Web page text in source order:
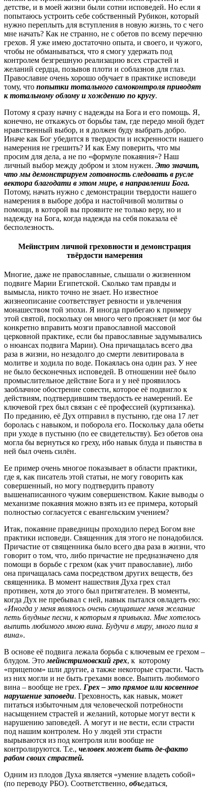
детстве, и в моей жизни были сотни исповедей. Но если я
попытаюсь устроить себе собственный Рубикон, который
нужно переплыть для вступления в новую жизнь, то с чего
мне начать? Как не странно, не с обетов по всему перечню
грехов. Я уже имею достаточно опыта, и своего, и чужого,
чтобы не обманываться, что я смогу удержать под
контролем безгрешную реализацию всех страстей и
желаний сердца, позывов плоти и соблазнов для глаз.
Православие очень хорошо обучает в практике исповеди
тому, что попытки тотального самоконтроля приводят
к тотальному облому и хождению по кругу.
Потому я сразу начну с надежды на Бога и его помощь. Я,
конечно, не откажусь от борьбы там, где передо мной будет
нравственный выбор, и я должен буду выбрать добро.
Иначе как Бог убедится в твердости и искренности нашего
намерения не грешить? И как Ему поверить, что мы
просим для дела, а не по «формуле покаяния»? Наш
личный выбор между добром и злом нужен. Это значит,
что мы демонстрируем готовность следовать в русле
вектора благодати в этом мире, в направлении Бога.
Потому, начать нужно с демонстрации твердости нашего
намерения в выборе добра и настойчивой молитвы о
помощи, в которой вы проявите не только веру, но и
надежду на Бога, когда надежда на себя показала её
бесполезность.
Мейнстрим личной греховности и демонстрация
твёрдости намерения
Многие, даже не православные, слышали о жизненном
подвиге Марии Египетской. Сколько там правды и
вымысла, никто точно не знает. Но известное
жизнеописание соответствует ревности и увлечения
монашеством той эпохи. Я иногда прибегаю к примеру
этой святой, поскольку он много чего проясняет (и мог бы
конкретно вправить мозги православной массовой
церковной практике, если бы православные задумывались
о нюансах подвига Марии). Она причащалась всего два
раза в жизни, но незадолго до смерти левитировала в
молитве и ходила по воде. Покаялась она один раз. У нее
не было бесконечных исповедей. В отношении неё было
промыслительное действие Бога и у неё проявилось
заоблачное обострение совести, которое её подвигло к
действиям, подтвердившим твердость ее намерений. Ее
ключевой грех был связан с её профессией (куртизанка).
По преданию, её Дух отправил в пустыню, где она 17 лет
боролась с навыком, и поборола его. Поскольку дала обеты
при уходе в пустыню (по ее свидетельству). Без обетов она
могла бы вернуться ко греху, ибо навык блуда и пьянства в
ней был очень силён.
Ее пример очень многое показывает в области практики,
где я, как писатель этой статьи, не могу говорить как
совершенный, но могу подтвердить правоту
вышенаписанного чужим совершенством. Какие выводы о
механизме покаяния можно взять из ее примера, который
полностью согласуется с евангельским учением?
Итак, покаяние праведницы проходило перед Богом вне
практики исповеди. Священник для этого не понадобился.
Причастие от священника было всего два раза в жизни, что
говорит о том, что, либо причастие не предназначено для
помощи в борьбе с грехом (как учит православие), либо
она причащалась сама посредством других веществ, без
священника. В момент нашествия Духа грех стал
противен, хотя до этого был притягателен. В моменты,
когда Дух не пребывал с ней, навык пытался овладеть ею:
«Иногда у меня являлось очень смущавшее меня желание
петь блудные песни, к которым я привыкла. Мне хотелось
выпить любимого мною вина. Будучи в миру, много пила я
вина».
В основе её подвига лежала борьба с ключевым ее грехом –
блудом. Этомейнстримовский грех, к которому
«прицепом» шли другие, а также некоторые страсти. Часть
из них могли и не быть грехами вовсе. Выпить любимого
вина – вообще не грех. Грех – это прямое или косвенное
нарушение заповеди. Греховность, как навык, может
питаться избыточным для человеческой потребности
насыщением страстей и желаний, которые могут вести к
нарушению заповедей. А могут и не вести, если страсти
под нашим контролем. Но у людей эти страсти
вырываются из под контроля или вообще не
контролируются. Т.е., человек может быть де-факто
рабом своих страстей.
Одним из плодов Духа является «умение владеть собой»
(по переводу РБО). Соответственно, объедаться,